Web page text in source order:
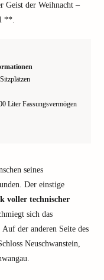
Geist der Weihnacht –
**.
Liter Fassungsvermögen
seines
Der einstige
voller technischer
sich das
der anderen Seite des
Neuschwanstein,